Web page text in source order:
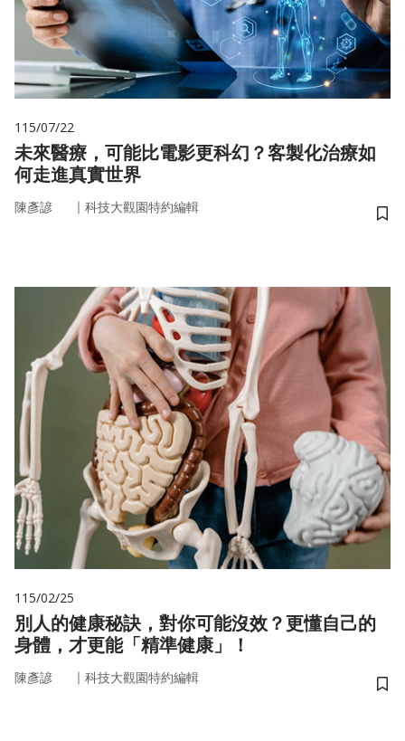
115/07/22
未來醫療，可能比電影更科幻？客製化治療如
何走進真實世界
陳彥諺 ｜ 科技大觀園特約編輯
儲
115/02/25
別人的健康秘訣，對你可能沒效？更懂自己的
身體，才更能「精準健康」！
陳彥諺 ｜ 科技大觀園特約編輯
儲